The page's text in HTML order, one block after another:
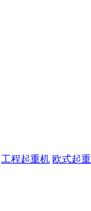
工程起重机 欧式起